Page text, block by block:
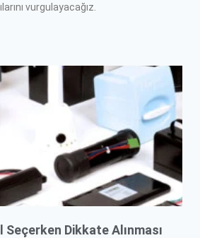
vurgulayacağız.
Seçerken Dikkate Alınması